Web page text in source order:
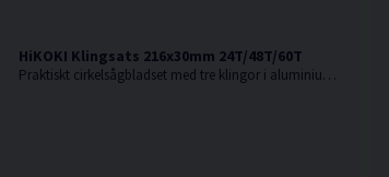
HiKOKI Klingsats 216x30mm 24T/48T/60T
Praktiskt cirkelsågbladset med tre klingor i aluminiumlåda